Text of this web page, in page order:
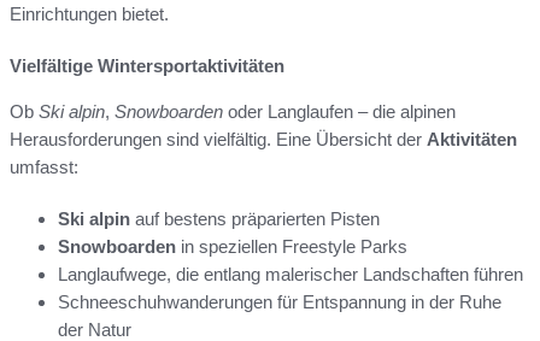
Einrichtungen bietet.
Vielfältige Wintersportaktivitäten
Ob Ski alpin, Snowboarden oder Langlaufen – die alpinen
Herausforderungen sind vielfältig. Eine Übersicht der Aktivitäten
umfasst:
Ski alpin auf bestens präparierten Pisten
Snowboarden in speziellen Freestyle Parks
Langlaufwege, die entlang malerischer Landschaften führen
Schneeschuhwanderungen für Entspannung in der Ruhe
der Natur